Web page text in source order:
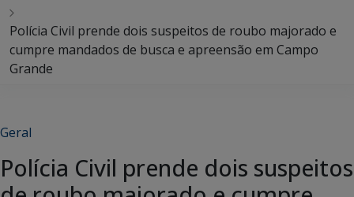
Polícia Civil prende dois suspeitos de roubo majorado e
cumpre mandados de busca e apreensão em Campo
Grande
Geral
Polícia Civil prende dois suspeitos